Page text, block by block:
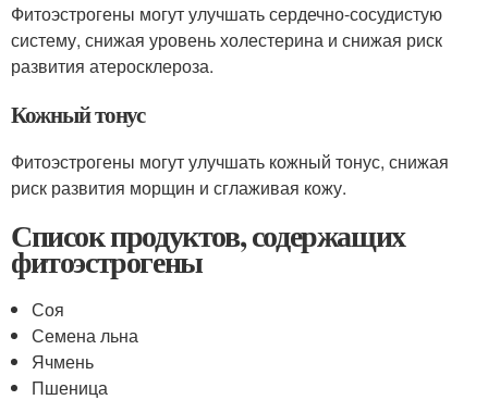
Фитоэстрогены могут улучшать сердечно-сосудистую
систему, снижая уровень холестерина и снижая риск
развития атеросклероза.
Кожный тонус
Фитоэстрогены могут улучшать кожный тонус, снижая
риск развития морщин и сглаживая кожу.
Список продуктов, содержащих
фитоэстрогены
Соя
Семена льна
Ячмень
Пшеница